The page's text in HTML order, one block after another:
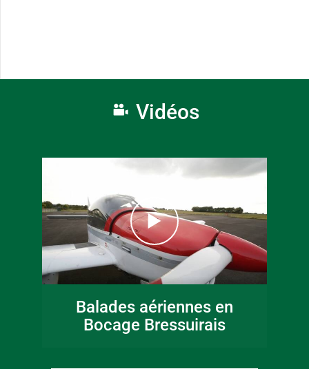
Vidéos
Balades aériennes en
Bocage Bressuirais